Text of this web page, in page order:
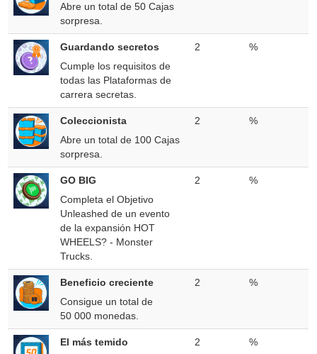
Abre un total de 50 Cajas
sorpresa.
Guardando secretos
Cumple los requisitos de
todas las Plataformas de
carrera secretas.
2 %
Coleccionista
Abre un total de 100 Cajas
sorpresa.
2 %
GO BIG
Completa el Objetivo
Unleashed de un evento
de la expansión HOT
WHEELS? - Monster
Trucks.
2 %
Beneficio creciente
Consigue un total de
50 000 monedas.
2 %
El más temido
2 %